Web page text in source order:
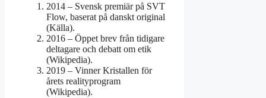
2014 – Svensk premiär på SVT
Flow, baserat på danskt original
(Källa).
2016 – Öppet brev från tidigare
deltagare och debatt om etik
(Wikipedia).
2019 – Vinner Kristallen för
årets realityprogram
(Wikipedia).